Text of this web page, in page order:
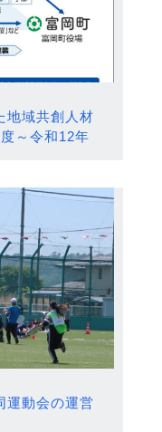
地域共創人材
～令和12年
運動会の運営